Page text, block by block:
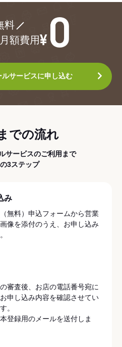
料
額費用
サービスに申し込む
での流れ
サービスのご利用まで
3ステップ
み
無料）申込フォームから営業
像を添付のうえ、お申し込み
審査後、お店の電話番号宛に
申し込み内容を確認させてい
。
登録用のメールを送付しま